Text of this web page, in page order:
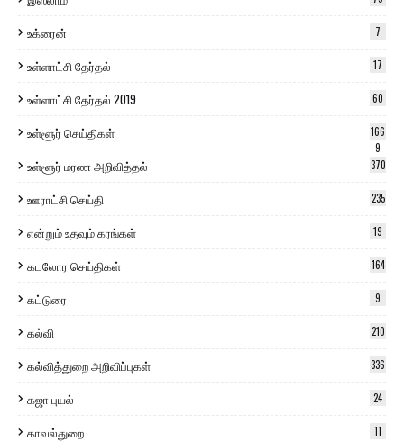
உக்ரைன் 7
உள்ளாட்சி தேர்தல் 17
உள்ளாட்சி தேர்தல் 2019 60
உள்ளூர் செய்திகள்
166
9
உள்ளூர் மரண அறிவித்தல் 370
ஊராட்சி செய்தி 235
என்றும் உதவும் கரங்கள் 19
கடலோர செய்திகள் 164
கட்டுரை 9
கல்வி 210
கல்வித்துறை அறிவிப்புகள் 336
கஜா புயல் 24
காவல்துறை 11